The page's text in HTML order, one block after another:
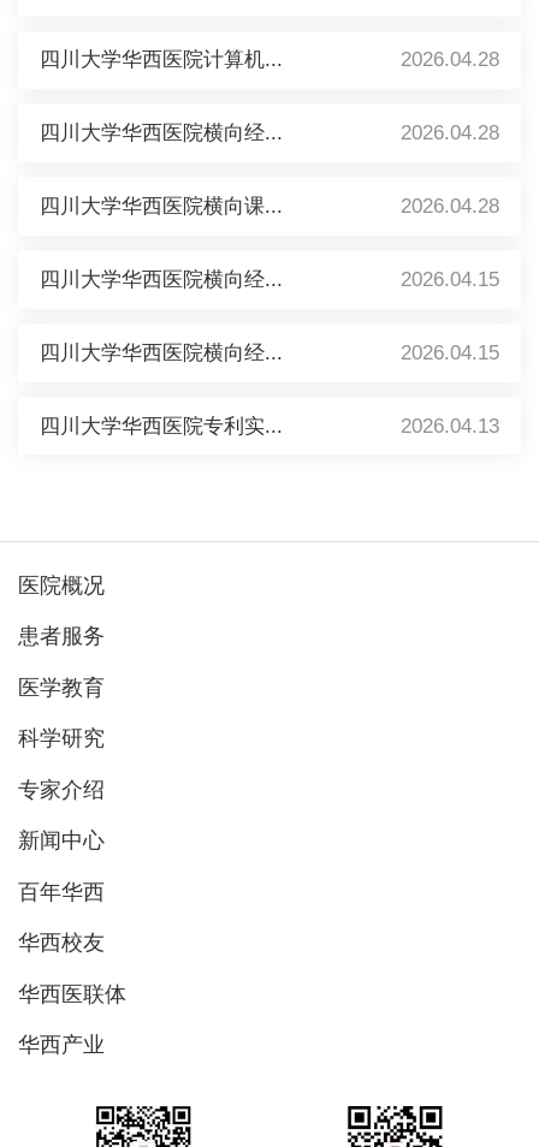
四川大学华西医院计算机... 2026.04.28
四川大学华西医院横向经... 2026.04.28
四川大学华西医院横向课... 2026.04.28
四川大学华西医院横向经... 2026.04.15
四川大学华西医院横向经... 2026.04.15
四川大学华西医院专利实... 2026.04.13
医院概况
患者服务
医学教育
科学研究
专家介绍
新闻中心
百年华西
华西校友
华西医联体
华西产业